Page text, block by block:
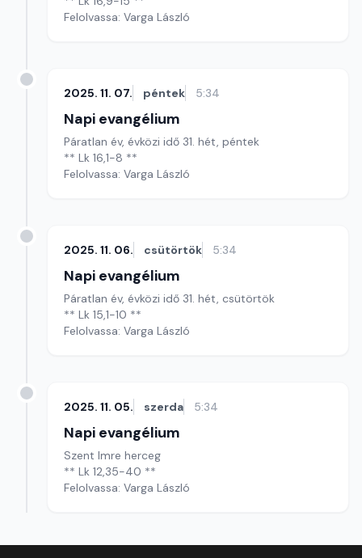
Felolvassa: Varga László
2025. 11. 07. péntek 5:34
Napi evangélium
Páratlan év, évközi idő 31. hét, péntek
** Lk 16,1-8 **
Felolvassa: Varga László
2025. 11. 06. csütörtök 5:34
Napi evangélium
Páratlan év, évközi idő 31. hét, csütörtök
** Lk 15,1-10 **
Felolvassa: Varga László
2025. 11. 05. szerda 5:34
Napi evangélium
Szent Imre herceg
** Lk 12,35-40 **
Felolvassa: Varga László